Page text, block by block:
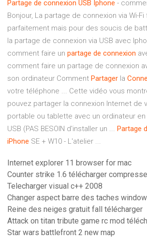
Partage de connexion USB Iphone -
Bonjour, La partage de connexion via Wi-
parfaitement mais pour des soucis de
la partage de connexion via USB avec
comment faire un partage de connexion
comment faire un partage de connexion
son ordinateur Comment Partager la
votre téléphone ... Cette vidéo vous
pouvez partager la connexion Internet de
portable ou tablette avec un ordinateur
USB (PAS BESOIN d'installer un ... Partage
iPhone SE + W10 - L'atelier ...
Internet explorer 11 browser for mac
Counter strike 1.6 télécharger
Telecharger visual c++ 2008
Changer aspect barre des taches
Reine des neiges gratuit fall télécharger
Attack on titan tribute game rc mod
Star wars battlefront 2 new map